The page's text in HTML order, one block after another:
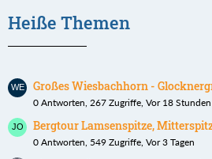
Heiße Themen
Großes Wiesbachhorn -
0 Antworten, 267 Zugriffe, Vor 18 Stunden
Bergtour Lamsenspitze,
0 Antworten, 549 Zugriffe, Vor 3 Tagen